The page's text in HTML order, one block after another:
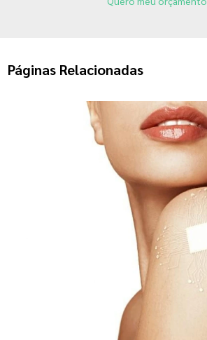
Páginas Relacionadas